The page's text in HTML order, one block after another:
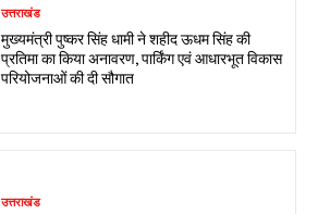
उत्तराखंड
मुख्यमंत्री पुष्कर सिंह धामी ने शहीद ऊधम सिंह की
प्रतिमा का किया अनावरण, पार्किंग एवं आधारभूत विकास
परियोजनाओं की दी सौगात
उत्तराखंड